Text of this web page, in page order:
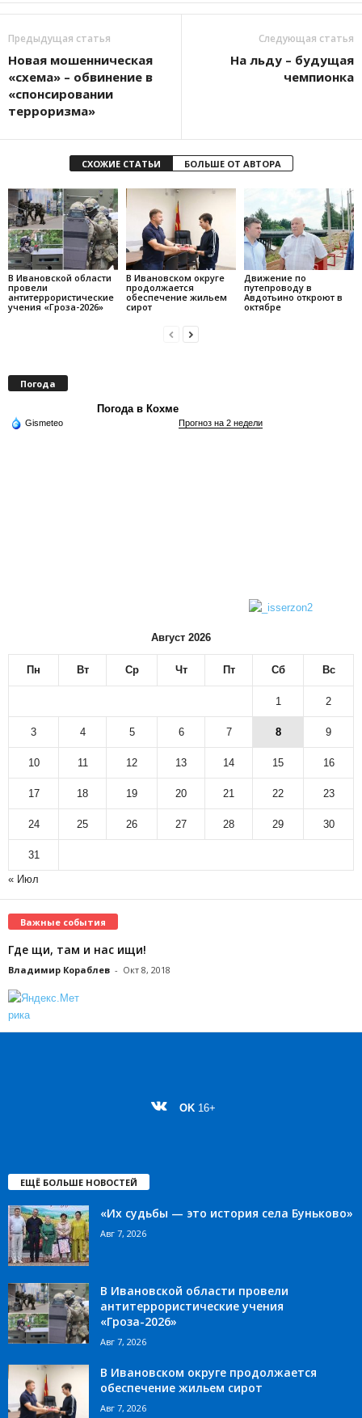
Предыдущая статья
Новая мошенническая
«схема» – обвинение в
«спонсировании
терроризма»
Следующая статья
На льду – будущая
чемпионка
СХОЖИЕ СТАТЬИ БОЛЬШЕ ОТ АВТОРА
В Ивановской области
провели
антитеррористические
учения «Гроза-2026»
В Ивановском округе
продолжается
обеспечение жильем
сирот
Движение по
путепроводу в
Авдотьино откроют в
октябре
Погода
Погода в Кохме
Gismeteo Прогноз на 2 недели
Август 2026
Пн Вт Ср Чт Пт Сб Вс
1 2
3 4 5 6 7 8 9
10 11 12 13 14 15 16
17 18 19 20 21 22 23
24 25 26 27 28 29 30
31
« Июл
Важные события
Где щи, там и нас ищи!
Владимир Кораблев - Окт 8, 2018
OK 16+
ЕЩЁ БОЛЬШЕ НОВОСТЕЙ
«Их судьбы — это история села Буньково»
Авг 7, 2026
В Ивановской области провели
антитеррористические учения
«Гроза-2026»
Авг 7, 2026
В Ивановском округе продолжается
обеспечение жильем сирот
Авг 7, 2026